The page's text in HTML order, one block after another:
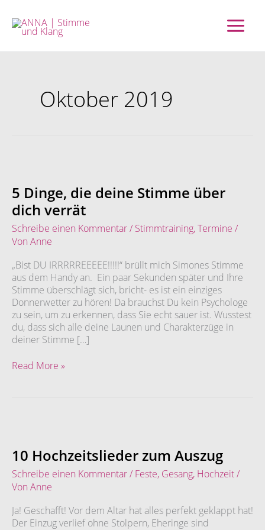
Inhalt
springen
Oktober 2019
5 Dinge, die deine Stimme über
dich verrät
Schreibe einen Kommentar/ Stimmtraining,Termine /
Von Anne
„Bist DU IRRRRREEEEE!!!!!“ brüllt mich Simones Stimme
aus dem Handy an. Ein paar Sekunden später und Ihre
Stimme überschlägt sich, bricht- es ist ein einziges
Donnerwetter zu hören! Da brauchst Du kein Psychologe
zu sein, um zu erkennen, dass Sie echt sauer ist. Wusstest
du, dass sich alle deine Launen und Charakterzüge in
deiner Stimme […]
die
deine
Stimme
über
dich
Read More »
10 Hochzeitslieder zum Auszug
Schreibe einen Kommentar/ Feste, Gesang, Hochzeit/
Von Anne
Ja! Geschafft! Vor dem Altar hat alles perfekt geklappt hat!
Der Einzug verlief ohne Stolpern, Eheringe sind
zum
Auszug